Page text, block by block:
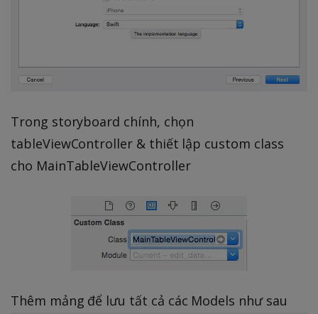
Trong storyboard chính, chọn
tableViewController & thiết lập custom class
cho MainTableViewController
Thêm mảng để lưu tất cả các Models như sau